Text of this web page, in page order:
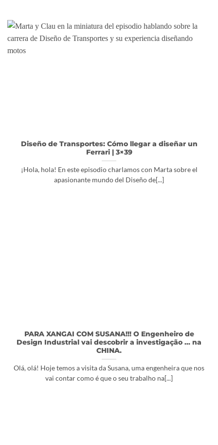
Diseño de Transportes: Cómo llegar a diseñar un
Ferrari | 3×39
¡Hola, hola! En este episodio charlamos con Marta sobre el
apasionante mundo del Diseño de[...]
PARA XANGAI COM SUSANA!!! O Engenheiro de
Design Industrial vai descobrir a investigação ... na
CHINA.
Olá, olá! Hoje temos a visita da Susana, uma engenheira que nos
vai contar como é que o seu trabalho na[...]